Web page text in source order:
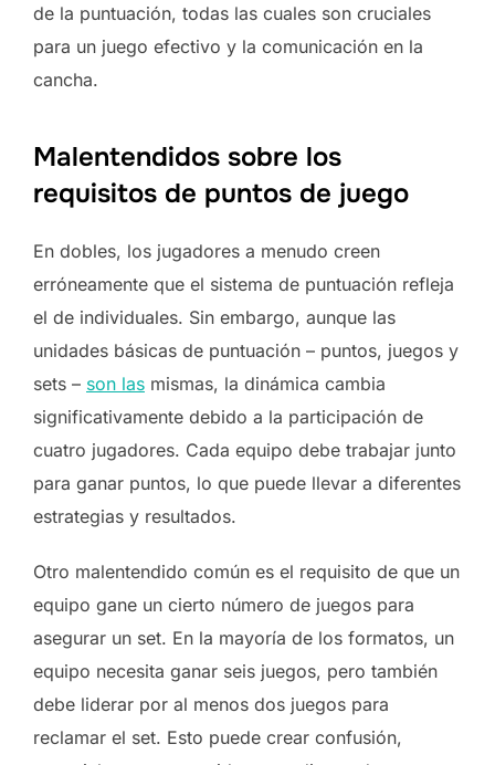
de la puntuación, todas las cuales son cruciales
para un juego efectivo y la comunicación en la
cancha.
Malentendidos sobre los
requisitos de puntos de juego
En dobles, los jugadores a menudo creen
erróneamente que el sistema de puntuación refleja
el de individuales. Sin embargo, aunque las
unidades básicas de puntuación – puntos, juegos y
sets – son las mismas, la dinámica cambia
significativamente debido a la participación de
cuatro jugadores. Cada equipo debe trabajar junto
para ganar puntos, lo que puede llevar a diferentes
estrategias y resultados.
Otro malentendido común es el requisito de que un
equipo gane un cierto número de juegos para
asegurar un set. En la mayoría de los formatos, un
equipo necesita ganar seis juegos, pero también
debe liderar por al menos dos juegos para
reclamar el set. Esto puede crear confusión,